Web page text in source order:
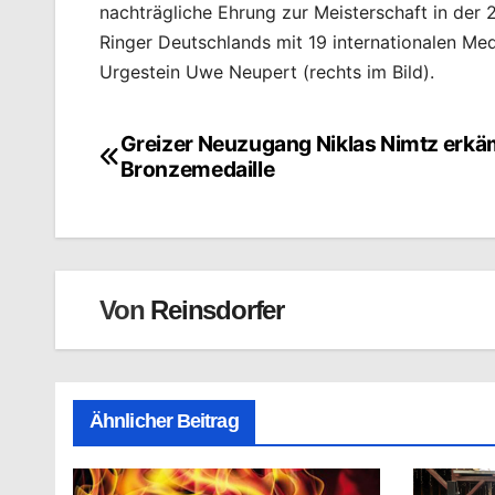
nachträgliche Ehrung zur Meisterschaft in
Ringer Deutschlands mit 19 internationalen
Urgestein Uwe Neupert (rechts im Bild).
Beitragsnavigation
Greizer Neuzugang Niklas Nimtz
Bronzemedaille
Von Reinsdorfer
Ähnlicher Beitrag